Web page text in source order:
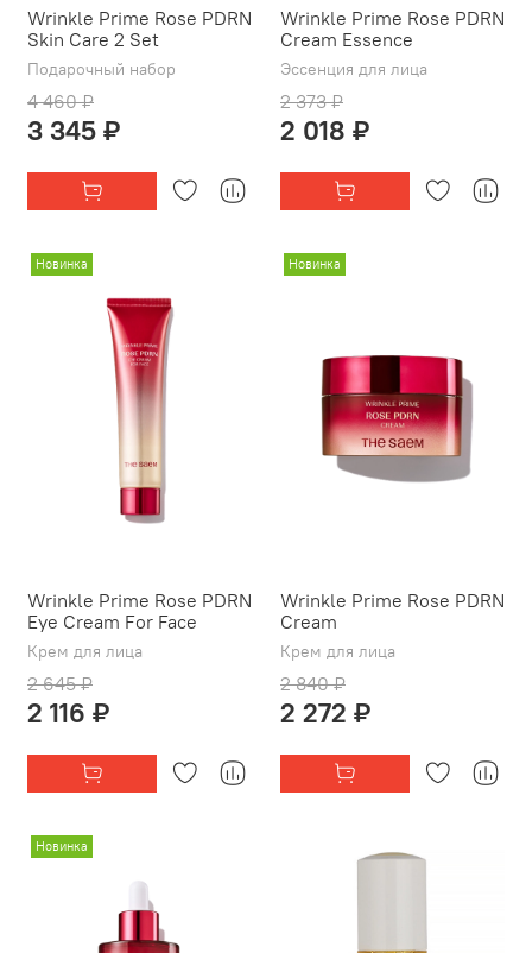
Wrinkle Prime Rose PDRN
Skin Care 2 Set
Подарочный набор
4 460 ₽
3 345 ₽
Wrinkle Prime Rose PDRN
Cream Essence
Эссенция для лица
2 373 ₽
2 018 ₽
Новинка
Wrinkle Prime Rose PDRN
Eye Cream For Face
Крем для лица
2 645 ₽
2 116 ₽
Новинка
Wrinkle Prime Rose PDRN
Cream
Крем для лица
2 840 ₽
2 272 ₽
Новинка